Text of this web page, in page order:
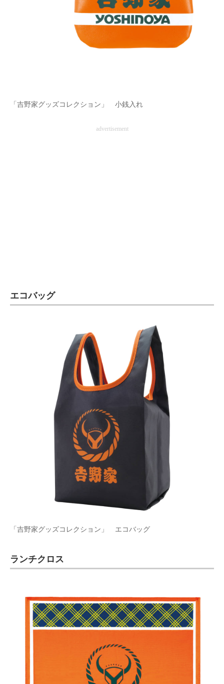
「吉野家グッズコレクション」 小銭入れ
advertisement
エコバッグ
「吉野家グッズコレクション」 エコバッグ
ランチクロス